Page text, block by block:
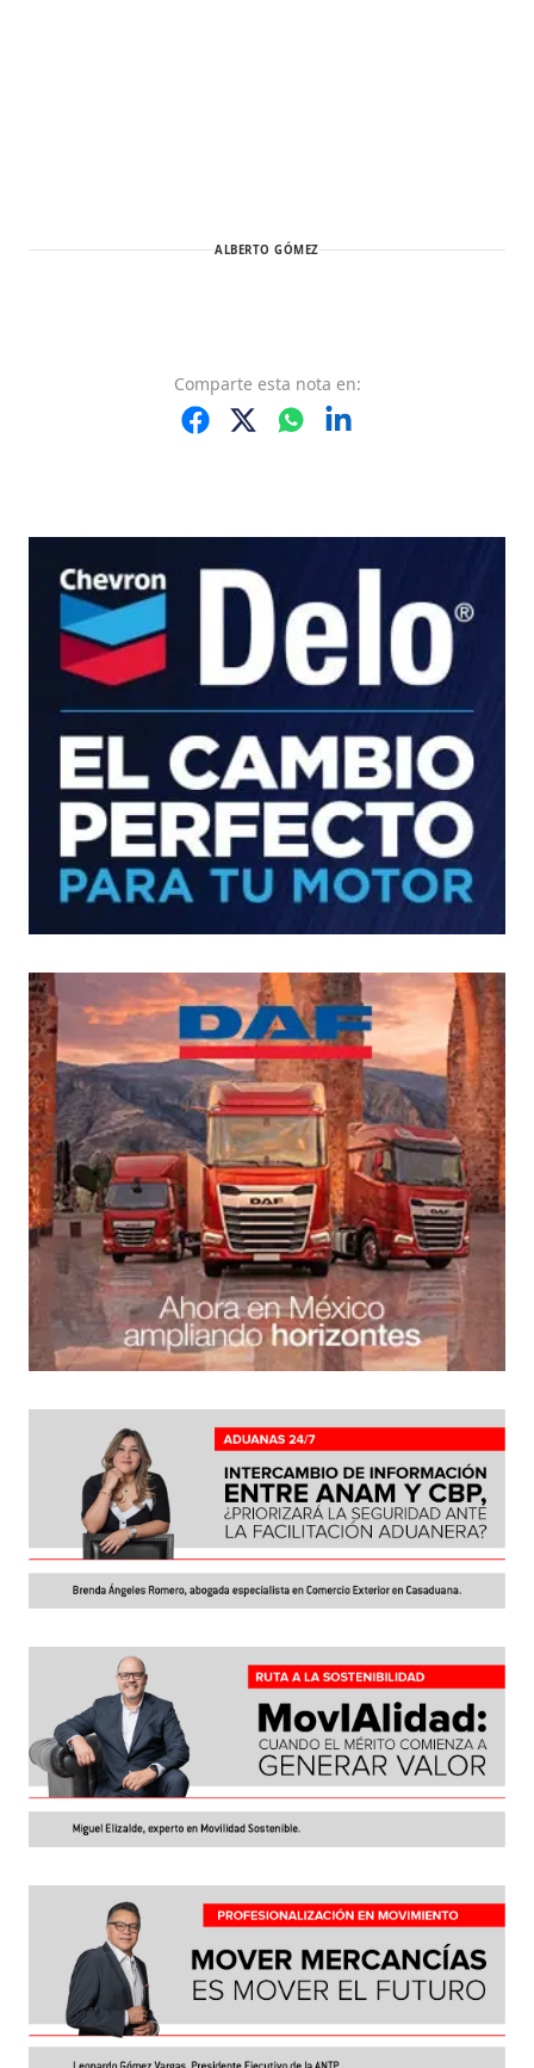
ALBERTO GÓMEZ
Comparte esta nota en: